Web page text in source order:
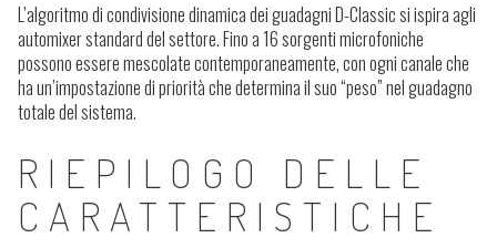
L’algoritmo di condivisione dinamica dei guadagni D-Classic si ispira agli
automixer standard del settore. Fino a 16 sorgenti microfoniche
possono essere mescolate contemporaneamente, con ogni canale che
ha un’impostazione di priorità che determina il suo “peso” nel guadagno
totale del sistema.
RIEPILOGO DELLE
CARATTERISTICHE